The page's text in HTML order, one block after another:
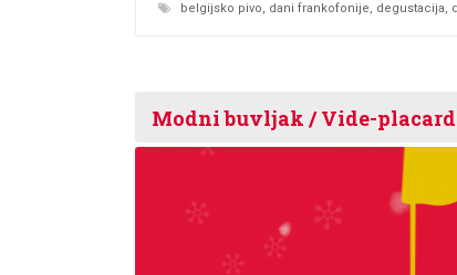
belgijsko pivo, dani frankofonije, degustacija,
Modni buvljak / Vide-